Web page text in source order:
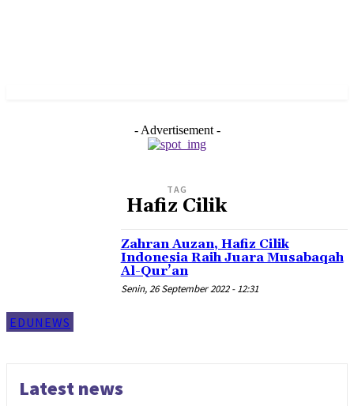
- Advertisement -
TAG
Hafiz Cilik
EDUNEWS
Zahran Auzan, Hafiz Cilik
Indonesia Raih Juara Musabaqah
Al-Qur’an
Senin, 26 September 2022 - 12:31
Latest news